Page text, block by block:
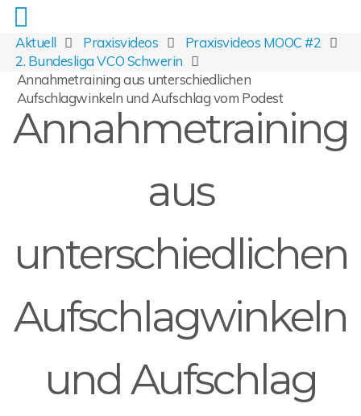
Aktuell Praxisvideos
Praxisvideos MOOC #2
2. Bundesliga VCO Schwerin
Annahmetraining aus unterschiedlichen
Aufschlagwinkeln und Aufschlag vom Podest
Annahmetraining
aus
unterschiedlichen
Aufschlagwinkeln
und Aufschlag